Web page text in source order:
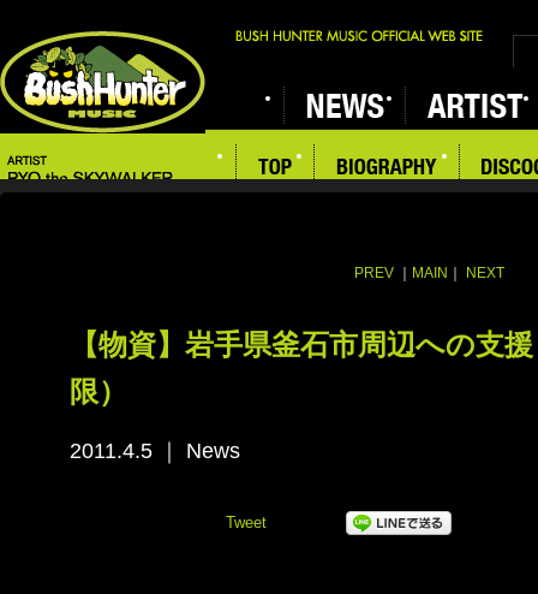
PREV MAIN NEXT
【物資】岩手県釜石市周辺への支
限）
2011.4.5 News
Tweet